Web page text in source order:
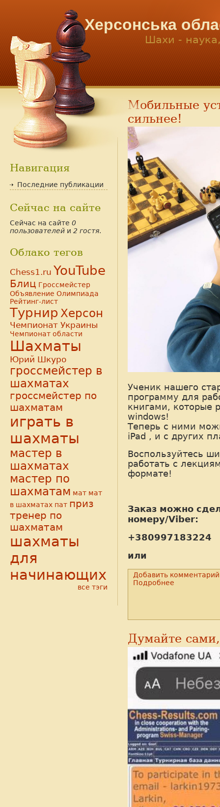
Херсонська
Шахи -
Мобильные
сильнее!
Ученик нашего
программу для
книгами, которые
windows!
Теперь с ними
iPad , и с других
Воспользуйтесь
работать с
формате!
Заказ можно
номеру/Viber:
+380997183224
или
Добавить комментарий
Подробнее
Думайте
Навигация
Последние публикации
Сейчас на сайте
Сейчас на сайте 0
пользователей и 2 гостя.
Облако тегов
Chess1.ru YouTube
Блиц Гроссмейстер
Объявление Олимпиада
Рейтинг-лист
Турнир Херсон
Чемпионат Украины
Чемпионат области
Шахматы
Юрий Шкуро
гроссмейстер в
шахматах
гроссмейстер по
шахматам
играть в
шахматы
мастер в
шахматах
мастер по
шахматам мат мат
в шахматах пат приз
тренер по
шахматам
шахматы
для
начинающих
все тэги